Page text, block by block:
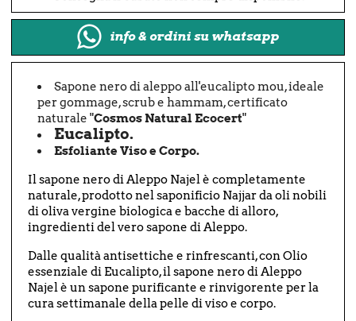
info & ordini su whatsapp
Sapone nero di aleppo all'eucalipto mou, ideale
per gommage, scrub e hammam, certificato
naturale "Cosmos Natural Ecocert"
Eucalipto.
Esfoliante Viso e Corpo.
Il sapone nero di Aleppo Najel è completamente
naturale, prodotto nel saponificio Najjar da oli nobili
di olivavergine biologica e bacche di alloro,
ingredienti del vero sapone di Aleppo.
Dalle qualità antisettiche e rinfrescanti, con Olio
essenziale di Eucalipto, il sapone nero di Aleppo
Najel è un sapone purificante e rinvigorente per la
cura settimanale della pelle di viso e corpo.